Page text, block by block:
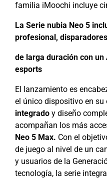
familia iMoochi incluye
La Serie nubia Neo 5
profesional,
de larga duración con un
esports
El lanzamiento es
el único dispositivo en su
integrado y diseño
acompañan los más
Neo 5 Max. Con el
de juego al nivel de un
y usuarios de la
tecnología, la serie